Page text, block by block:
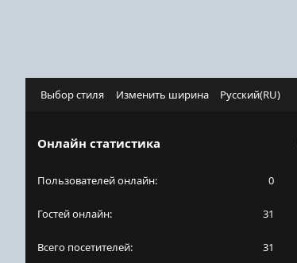
Выбор стиля Изменить ширина Русский(RU)
Онлайн статистика
Пользователей онлайн 0
Гостей онлайн 31
Всего посетителей 31